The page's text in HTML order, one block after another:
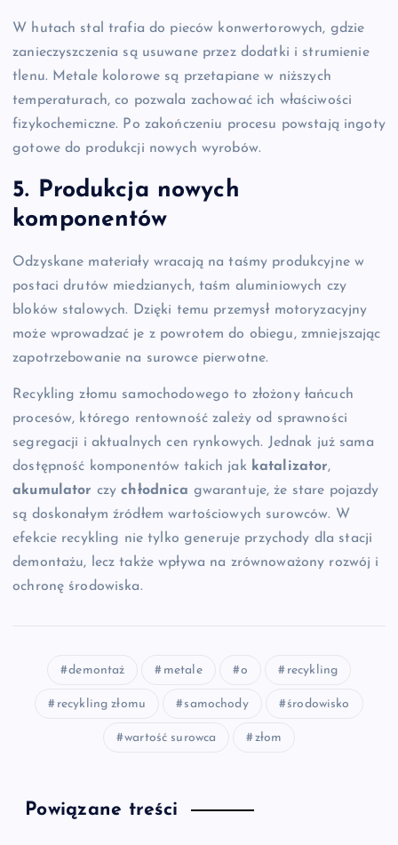
W hutach stal trafia do pieców konwertorowych, gdzie
zanieczyszczenia są usuwane przez dodatki i strumienie
tlenu. Metale kolorowe są przetapiane w niższych
temperaturach, co pozwala zachować ich właściwości
fizykochemiczne. Po zakończeniu procesu powstają ingoty
gotowe do produkcji nowych wyrobów.
5. Produkcja nowych
komponentów
Odzyskane materiały wracają na taśmy produkcyjne w
postaci drutów miedzianych, taśm aluminiowych czy
bloków stalowych. Dzięki temu przemysł motoryzacyjny
może wprowadzać je z powrotem do obiegu, zmniejszając
zapotrzebowanie na surowce pierwotne.
Recykling złomu samochodowego to złożony łańcuch
procesów, którego rentowność zależy od sprawności
segregacji i aktualnych cen rynkowych. Jednak już sama
dostępność komponentów takich jak katalizator,
akumulator czychłodnica gwarantuje, że stare pojazdy
są doskonałym źródłem wartościowych surowców. W
efekcie recykling nie tylko generuje przychody dla stacji
demontażu, lecz także wpływa na zrównoważony rozwój i
ochronę środowiska.
demontaż metale o recykling
recykling złomu samochody środowisko
wartość surowca złom
Powiązane treści